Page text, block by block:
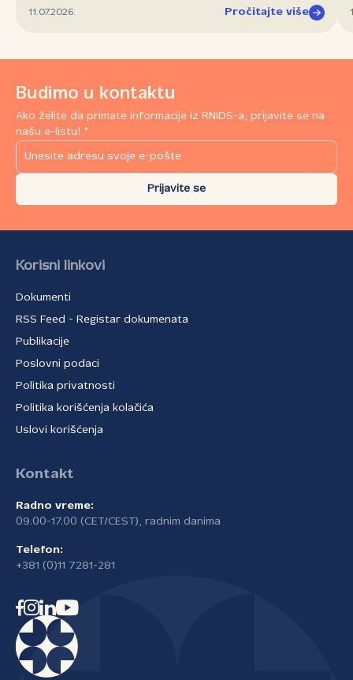
11.07.2026. Pročitajte više
Budimo u kontaktu
Ako želite da primate informacije iz RNIDS-a, prijavite se na
našu e-listu! *
Prijavite se
Korisni linkovi
Dokumenti
RSS Feed - Registar dokumenata
Publikacije
Poslovni podaci
Politika privatnosti
Politika korišćenja kolačića
Uslovi korišćenja
Kontakt
Radno vreme:
09.00-17.00 (CET/CEST), radnim danima
Telefon:
+381 (0)11 7281-281